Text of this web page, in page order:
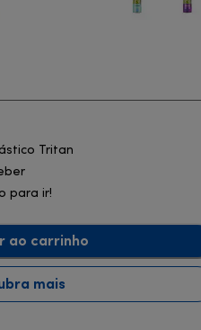
Tritan
para ir!
ao carrinho
mais